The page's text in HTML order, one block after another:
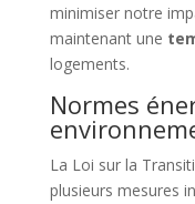
minimiser notre
maintenant une
logements.
Normes
La Loi sur la
plusieurs mesures